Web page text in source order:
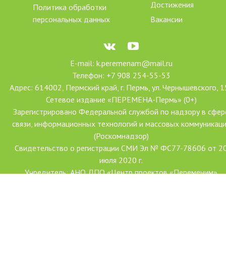
Политика обработки
персональных данных
Достижения
Вакансии
E-mail: k.peremenam@mail.ru
Телефон: +7 908 254-55-53
Адрес: 614002, Пермский край, г. Пермь, ул. Чернышевского,
Сетевое издание «ПЕРЕМЕНА-Пермь» (0+)
Зарегистрировано Федеральной службой по надзору в
связи, информационных технологий и массовых
(Роскомнадзор)
Свидетельство о регистрации СМИ Эл № ФС77-78606 от
июля 2020 г.
Учредитель: АНО ДПО «Центр проектов «Переменим»